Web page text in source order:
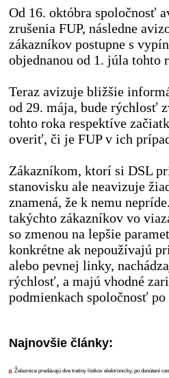
Od 16. októbra spoločnosť
zrušenia FUP, následne
zákazníkov postupne s
objednanou od 1. júla tohto
Teraz avizuje bližšie
od 29. mája, bude rýchlosť
tohto roka respektíve
overiť, či je FUP v ich
Zákazníkom, ktorí si DSL
stanovisku ale neavizuje
znamená, že k nemu
takýchto zákazníkov vo
so zmenou na lepšie
konkrétne ak nepoužívajú
alebo pevnej linky,
rýchlosť, a majú vhodné
podmienkach spoločnosť
Najnovšie články:
Železnice predávajú dve tretiny lístkov elektronicky, po donútení